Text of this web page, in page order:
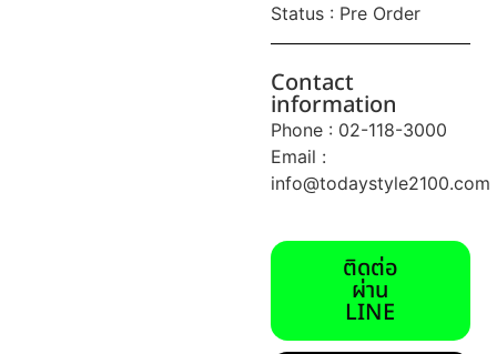
Status : Pre Order
Contact
information
Phone : 02-118-3000
Email :
info@todaystyle2100.com
ติดต่อ
ผ่าน
LINE